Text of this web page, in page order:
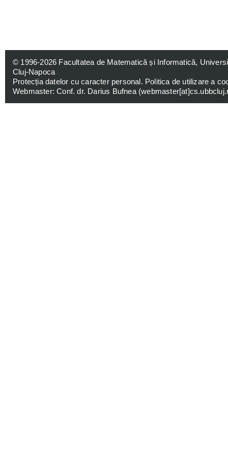
© 1996-2026 Facultatea de Matematică și Informatică,
Cluj-Napoca
Protecția datelor cu caracter personal. Politica de utilizare a
Webmaster: Conf. dr. Darius Bufnea (